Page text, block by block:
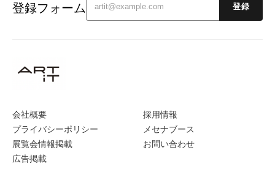
会社概要
プライバシーポリシー
展覧会情報掲載
広告掲載
採用情報
メセナブース
お問い合わせ
登録フォーム 登録